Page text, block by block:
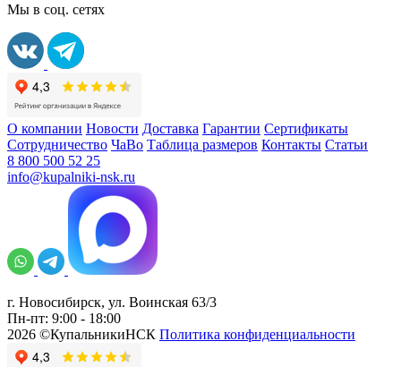
Мы в соц. сетях
О компании Новости Доставка Гарантии Сертификаты
Сотрудничество ЧаВо Таблица размеров Контакты Статьи
8 800 500 52 25
info@kupalniki-nsk.ru
г. Новосибирск, ул. Воинская 63/3
Пн-пт: 9:00 - 18:00
2026 ©КупальникиНСК Политика конфиденциальности